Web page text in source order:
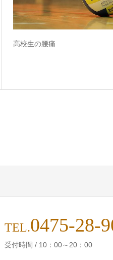
高校生の腰痛
TEL.0475-28-
受付時間 / 10：00～20：00